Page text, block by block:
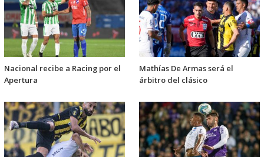
Nacional recibe a Racing por el
Apertura
Mathías De Armas será el
árbitro del clásico